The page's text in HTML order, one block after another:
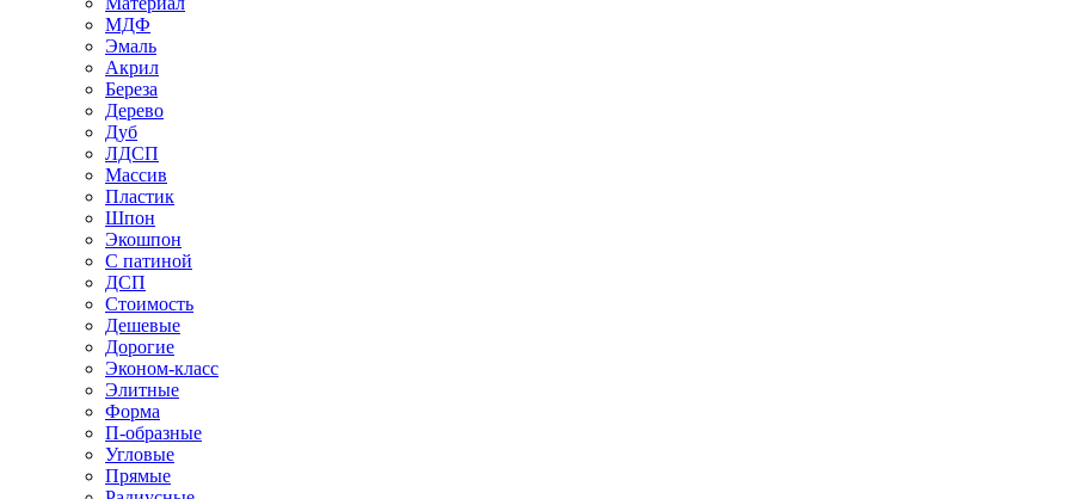
МДФ
Эмаль
Акрил
Береза
Дерево
Дуб
ЛДСП
Массив
Пластик
Шпон
Экошпон
С патиной
ДСП
Стоимость
Дешевые
Дорогие
Эконом-класс
Элитные
Форма
П-образные
Угловые
Прямые